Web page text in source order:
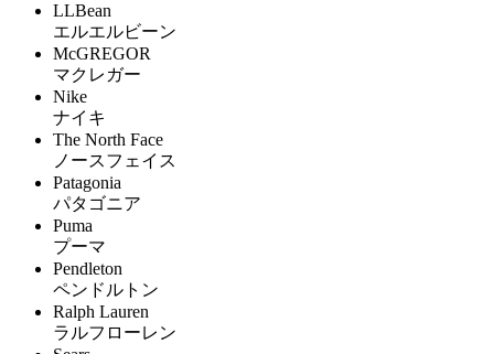
LLBean
エルエルビーン
McGREGOR
マクレガー
Nike
ナイキ
The North Face
ノースフェイス
Patagonia
パタゴニア
Puma
プーマ
Pendleton
ペンドルトン
Ralph Lauren
ラルフローレン